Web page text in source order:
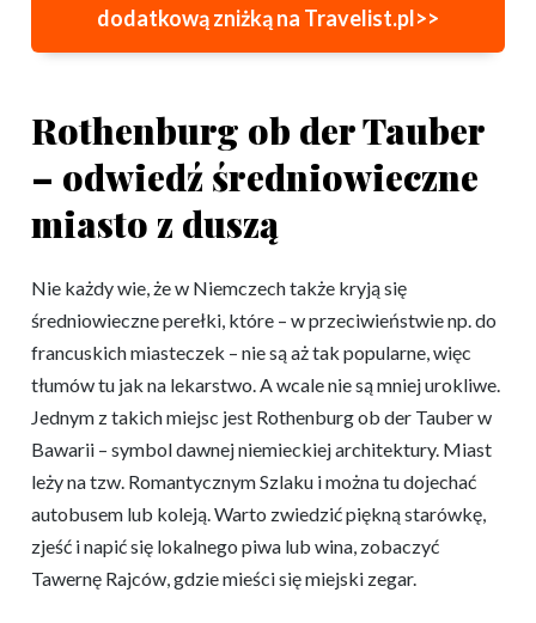
dodatkową zniżką na Travelist.pl>>
Rothenburg ob der Tauber
– odwiedź średniowieczne
miasto z duszą
Nie każdy wie, że w Niemczech także kryją się
średniowieczne perełki, które – w przeciwieństwie np. do
francuskich miasteczek – nie są aż tak popularne, więc
tłumów tu jak na lekarstwo. A wcale nie są mniej urokliwe.
Jednym z takich miejsc jest Rothenburg ob der Tauber w
Bawarii – symbol dawnej niemieckiej architektury. Miast
leży na tzw. Romantycznym Szlaku i można tu dojechać
autobusem lub koleją. Warto zwiedzić piękną starówkę,
zjeść i napić się lokalnego piwa lub wina, zobaczyć
Tawernę Rajców, gdzie mieści się miejski zegar.